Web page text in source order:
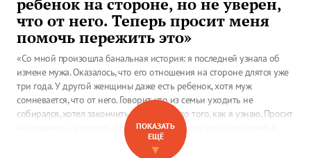
ребенок на стороне, но не уверен,
что от него. Теперь просит меня
помочь пережить это»
«Со мной произошла банальная история: я последней узнала об
измене мужа. Оказалось, что его отношения на стороне длятся уже
три года. У другой женщины даже есть ребенок, хотя муж
сомневается, что от него. Говорит, что из семьи уходить не
собирался, хотел закончить отношения до того, как я узнаю. Просит
не подавать на развод, а помочь справиться с этой ситуацией. Я
обещала, но мне очень тяжело, не знаю, как себя вести и что
ПОКАЗАТЬ
ЕЩЁ
▼